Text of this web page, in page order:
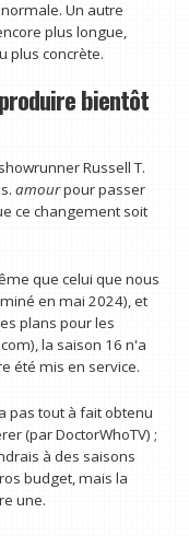
Un autre
plus longue,
plus concrète.
bientôt
Russell T.
amourpour passer
ce changement soit
que celui que nous
en mai 2024), et
plans pour les
la saison 16 n'a
été mis en service.
pas tout à fait obtenu
(par DoctorWhoTV) ;
à des saisons
budget, mais la
une.